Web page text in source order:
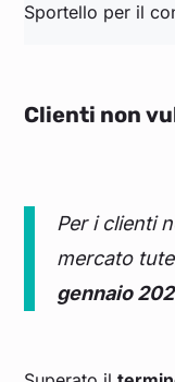
Sportello per il
Clienti non
Per i clienti
mercato
gennaio